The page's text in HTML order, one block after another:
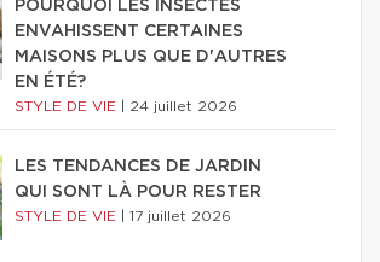
POURQUOI LES INSECTES
ENVAHISSENT CERTAINES
MAISONS PLUS QUE D'AUTRES
EN ÉTÉ?
STYLE DE VIE 24 juillet 2026
LES TENDANCES DE JARDIN
QUI SONT LÀ POUR RESTER
STYLE DE VIE 17 juillet 2026